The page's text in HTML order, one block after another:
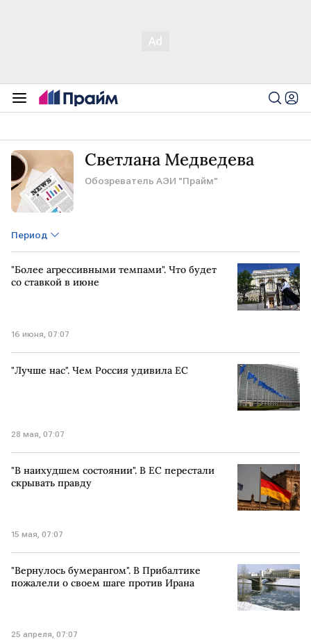
Светлана Медведева
Обозреватель АЭИ "Прайм"
Период
"Более агрессивными темпами". Что будет
со ставкой в июне
16 июня, 07:07
"Лучше нас". Чем Россия удивила ЕС
28 мая, 07:07
"В наихудшем состоянии". В ЕС перестали
скрывать правду
15 мая, 07:07
"Вернулось бумерангом". В Прибалтике
пожалели о своем шаге против Ирана
25 апреля, 07:07